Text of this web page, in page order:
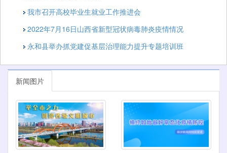
我市召开高校毕业生就业工作推进会
2022年7月16日山西省新型冠状病毒肺炎疫情情况
永和县举办抓党建促基层治理能力提升专题培训班
新闻图片